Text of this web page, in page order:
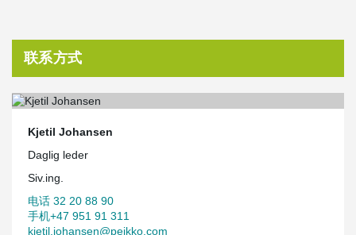
联系方式
Kjetil Johansen
Daglig leder
Siv.ing.
电话 32 20 88 90
手机+47 951 91 311
kjetil.johansen@peikko.com